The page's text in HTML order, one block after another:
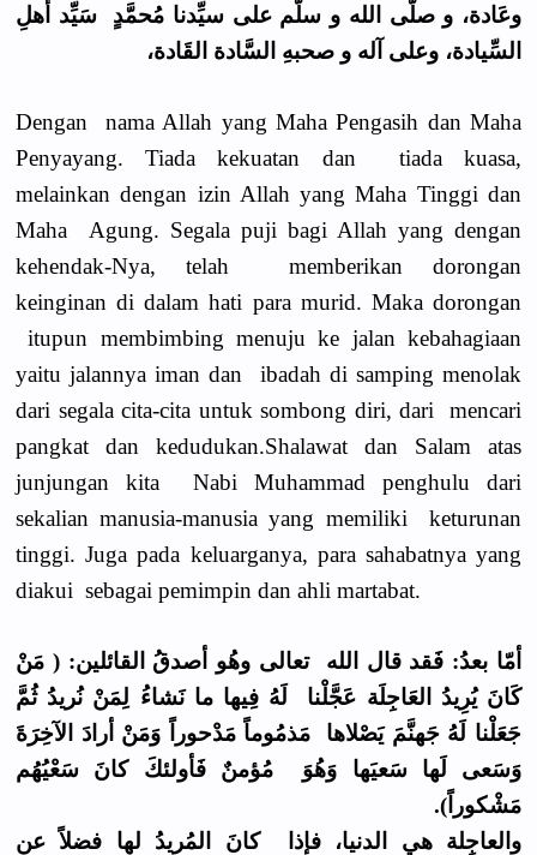
وعَادة، و صلَّى الله و سلَّم على سيِّدنا مُحمَّدٍ سَيِّد أهلِ
السِّيادة، وعلى آله و صحبهِ السَّادة القَادة،
Dengan nama Allah yang Maha Pengasih dan Maha
Penyayang. Tiada kekuatan dan tiada kuasa,
melainkan dengan izin Allah yang Maha Tinggi dan
Maha Agung. Segala puji bagi Allah yang dengan
kehendak-Nya, telah memberikan dorongan
keinginan di dalam hati para murid. Maka dorongan
itupun membimbing menuju ke jalan kebahagiaan
yaitu jalannya iman dan ibadah di samping menolak
dari segala cita-cita untuk sombong diri, dari mencari
pangkat dan kedudukan.Shalawat dan Salam atas
junjungan kita Nabi Muhammad penghulu dari
sekalian manusia-manusia yang memiliki keturunan
tinggi. Juga pada keluarganya, para sahabatnya yang
diakui sebagai pemimpin dan ahli martabat.
أمّا بعدُ: فَقد قال الله تعالى وهُو أصدقُ القائلين: ( مَنْ
كَانَ يُرِيدُ العَاجِلَة عَجَّلْنا لَهُ فِيها ما نَشاءُ لِمَنْ نُريدُ ثُمَّ
جَعَلْنا لَهُ جَهنَّمَ يَصْلاها مَذمُوماً مَدْحوراً وَمَنْ أرادَ الآخِرَةَ
وَسَعى لَها سَعيَها وَهُوَ مُؤمنٌ فَأولئكَ كانَ سَعْيُهُم
مَشْكوراً).
والعاجِلة هي الدنيا، فإذا كانَ المُريدُ لها فضلاً عن